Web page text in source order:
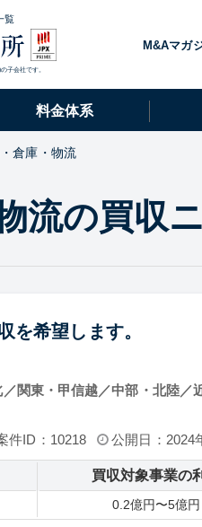
覧
子会社です。
M&Aマガ
料金体系
倉庫・物流
流の買収
を希望します。
関東・甲信越／中部・北陸／
件ID：10218
公開日：2024
買収対象事業の
0.2億円〜5億円